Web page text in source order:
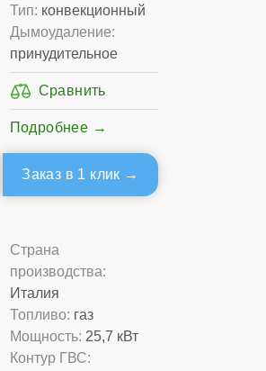
Тип: конвекционный
Дымоудаление:
принудительное
Подробнее
Заказ в 1 клик
Страна
производства:
Италия
Топливо: газ
Мощность: 25,7 кВт
Контур ГВС: